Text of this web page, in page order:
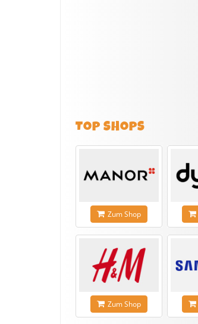
TOP SHOPS
Zum Shop
Zum Shop